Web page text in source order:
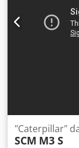
padavimo
bendri
- svoris apie
"Caterpillar"
SCM M3 S